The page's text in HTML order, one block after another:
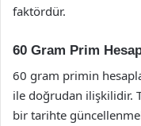
faktördür.
60 Gram Prim
60 gram primin
ile doğrudan ilişkilidir.
bir tarihte